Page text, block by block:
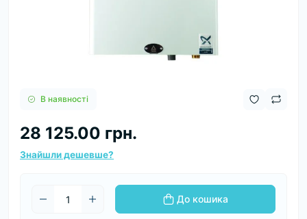
В наявності
28 125.00 грн.
Знайшли дешевше?
До кошика